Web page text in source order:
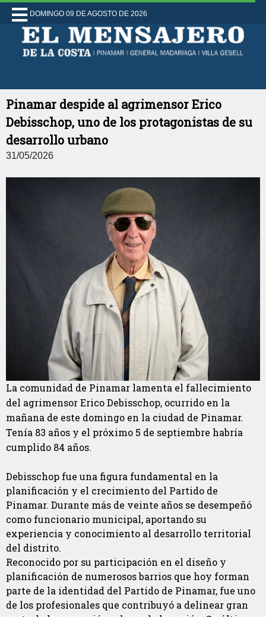
DOMINGO 09 DE AGOSTO DE 2026
Pinamar despide al agrimensor Erico
Debisschop, uno de los protagonistas de su
desarrollo urbano
31/05/2026
La comunidad de Pinamar lamenta el fallecimiento
del agrimensor Erico Debisschop, ocurrido en la
mañana de este domingo en la ciudad de Pinamar.
Tenía 83 años y el próximo 5 de septiembre habría
cumplido 84 años.
Debisschop fue una figura fundamental en la
planificación y el crecimiento del Partido de
Pinamar. Durante más de veinte años se desempeñó
como funcionario municipal, aportando su
experiencia y conocimiento al desarrollo territorial
del distrito.
Reconocido por su participación en el diseño y
planificación de numerosos barrios que hoy forman
parte de la identidad del Partido de Pinamar, fue uno
de los profesionales que contribuyó a delinear gran